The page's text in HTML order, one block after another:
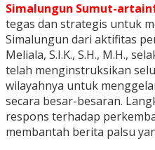
Simalungun Sumut-
tegas dan strategis untuk
Simalungun dari aktifitas
Meliala, S.I.K., S.H., M.H.,
telah menginstruksikan
wilayahnya untuk
secara besar-besaran.
respons terhadap
membantah berita palsu